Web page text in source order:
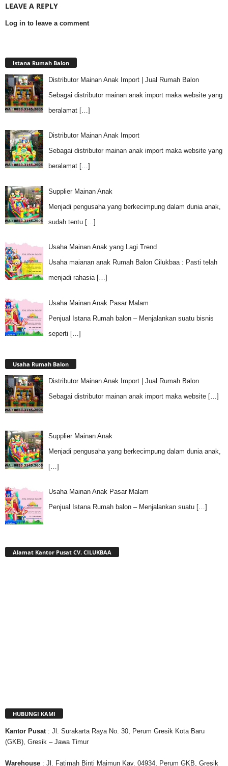
LEAVE A REPLY
Log in to leave a comment
Istana Rumah Balon
Distributor Mainan Anak Import | Jual Rumah Balon
Sebagai distributor mainan anak import maka website yang
beralamat […]
Distributor Mainan Anak Import
Sebagai distributor mainan anak import maka website yang
beralamat […]
Supplier Mainan Anak
Menjadi pengusaha yang berkecimpung dalam dunia anak,
sudah tentu […]
Usaha Mainan Anak yang Lagi Trend
Usaha maianan anak Rumah Balon Cilukbaa : Pasti telah
menjadi rahasia […]
Usaha Mainan Anak Pasar Malam
Penjual Istana Rumah balon – Menjalankan suatu bisnis
seperti […]
Usaha Rumah Balon
Distributor Mainan Anak Import | Jual Rumah Balon
Sebagai distributor mainan anak import maka website […]
Supplier Mainan Anak
Menjadi pengusaha yang berkecimpung dalam dunia anak,
[…]
Usaha Mainan Anak Pasar Malam
Penjual Istana Rumah balon – Menjalankan suatu […]
Alamat Kantor Pusat CV. CILUKBAA
HUBUNGI KAMI
Kantor Pusat : Jl. Surakarta Raya No. 30, Perum Gresik Kota Baru
(GKB), Gresik – Jawa Timur
Warehouse : Jl. Fatimah Binti Maimun Kav. 04934, Perum GKB, Gresik